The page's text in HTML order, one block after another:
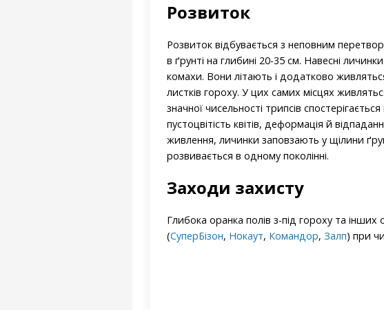
Розвиток
Розвиток відбувається з неповним
в ґрунті на глибині 20-35 см. Навесні
комахи. Вони літають і додатково
листків гороху. У цих самих місцях
значної чисельності трипсів
пустоцвітість квітів, деформація й
живлення, личинки заповзають у щілини
розвивається в одному поколінні.
Заходи захисту
Глибока оранка полів з-під гороху та
(СуперБізон, Нокаут, Командор, Залп) при